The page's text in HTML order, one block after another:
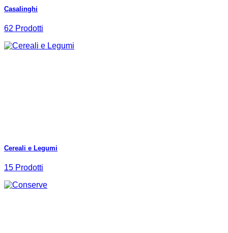
Casalinghi
62 Prodotti
Cereali e Legumi
15 Prodotti